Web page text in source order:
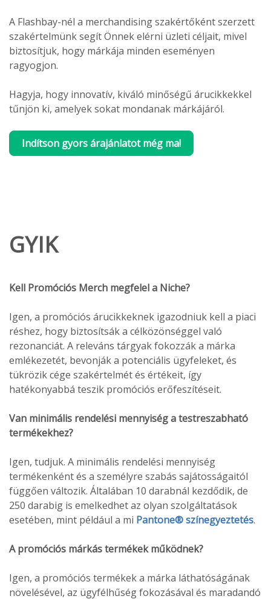
A Flashbay-nél a merchandising szakértőként szerzett
szakértelmünk segít Önnek elérni üzleti céljait, mivel
biztosítjuk, hogy márkája minden eseményen
ragyogjon.
Hagyja, hogy innovatív, kiváló minőségű árucikkekkel
tűnjön ki, amelyek sokat mondanak márkájáról.
Indítson gyors árajánlatot még ma!
GYIK
Kell Promóciós Merch megfelel a Niche?
Igen, a promóciós árucikkeknek igazodniuk kell a piaci
réshez, hogy biztosítsák a célközönséggel való
rezonanciát. A releváns tárgyak fokozzák a márka
emlékezetét, bevonják a potenciális ügyfeleket, és
tükrözik cége szakértelmét és értékeit, így
hatékonyabbá teszik promóciós erőfeszítéseit.
Van minimális rendelési mennyiség a testreszabható
termékekhez?
Igen, tudjuk. A minimális rendelési mennyiség
termékenként és a személyre szabás sajátosságaitól
függően változik. Általában 10 darabnál kezdődik, de
250 darabig is emelkedhet az olyan szolgáltatások
esetében, mint például a mi Pantone® színegyeztetés.
A promóciós márkás termékek működnek?
Igen, a promóciós termékek a márka láthatóságának
növelésével, az ügyfélhűség fokozásával és maradandó